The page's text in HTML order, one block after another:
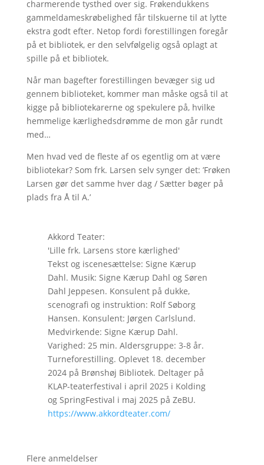
charmerende tysthed over sig. Frøkendukkens
gammeldameskrøbelighed får tilskuerne til at lytte
ekstra godt efter. Netop fordi forestillingen foregår
på et bibliotek, er den selvfølgelig også oplagt at
spille på et bibliotek.
Når man bagefter forestillingen bevæger sig ud
gennem biblioteket, kommer man måske også til at
kigge på bibliotekarerne og spekulere på, hvilke
hemmelige kærlighedsdrømme de mon går rundt
med…
Men hvad ved de fleste af os egentlig om at være
bibliotekar? Som frk. Larsen selv synger det: ’Frøken
Larsen gør det samme hver dag / Sætter bøger på
plads fra Å til A.’
Akkord Teater:
'Lille frk. Larsens store kærlighed'
Tekst og iscenesættelse: Signe Kærup
Dahl. Musik: Signe Kærup Dahl og Søren
Dahl Jeppesen. Konsulent på dukke,
scenografi og instruktion: Rolf Søborg
Hansen. Konsulent: Jørgen Carlslund.
Medvirkende: Signe Kærup Dahl.
Varighed: 25 min. Aldersgruppe: 3-8 år.
Turneforestilling. Oplevet 18. december
2024 på Brønshøj Bibliotek. Deltager på
KLAP-teaterfestival i april 2025 i Kolding
og SpringFestival i maj 2025 på ZeBU.
https://www.akkordteater.com/
Flere anmeldelser